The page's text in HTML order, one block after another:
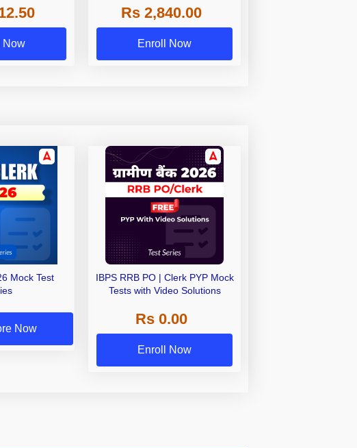
Grade B Bank
Now
Rs 2,840.00
Enroll Now
Mock Test
Now
IBPS RRB PO | Clerk PYP Mock
Tests with Video Solutions
Rs 0.00
Enroll Now